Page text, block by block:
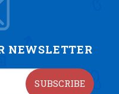
NEWSLETTER
SUBSCRIBE